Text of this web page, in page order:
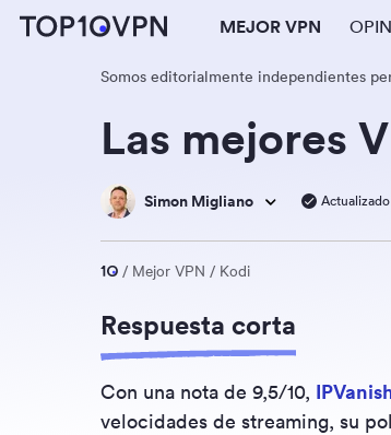
MEJOR VPN
Somos editorialmente independientes
Las mejores
Simon Migliano
Mejor VPN Kodi
Respuesta corta
Con una nota de 9,5/10,
velocidades de streaming, su